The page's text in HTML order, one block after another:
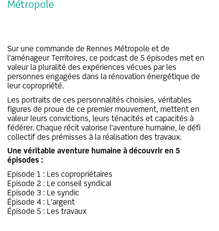
Métropole
Sur une commande de Rennes Métropole et de
l’aménageur Territoires, ce podcast de 5 épisodes met en
valeur la pluralité des expériences vécues par les
personnes engagées dans la rénovation énergétique de
leur copropriété.
Les portraits de ces personnalités choisies, véritables
figures de proue de ce premier mouvement, mettent en
valeur leurs convictions, leurs ténacités et capacités à
fédérer. Chaque récit valorise l’aventure humaine, le défi
collectif des prémisses à la réalisation des travaux.
Une véritable aventure humaine à découvrir en 5
épisodes :
Episode 1 : Les copropriétaires
Episode 2 : Le conseil syndical
Episode 3 : Le syndic
Épisode 4 : L’argent
Épisode 5 : Les travaux